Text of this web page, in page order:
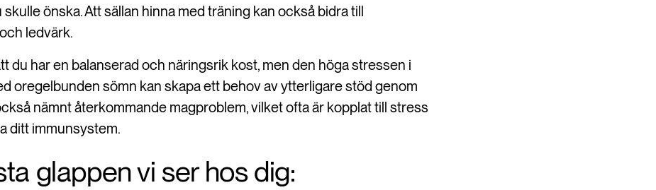
önska. Att sällan hinna med träning kan också bidra till
ledvärk.
du har en balanserad och näringsrik kost, men den höga stressen i
oregelbunden sömn kan skapa ett behov av ytterligare stöd genom
nämnt återkommande magproblem, vilket ofta är kopplat till stress
ditt immunsystem.
glappen vi ser hos dig: